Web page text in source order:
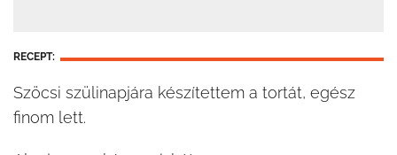
RECEPT:
Szöcsi szülinapjára készítettem a tortát, egész
finom lett.